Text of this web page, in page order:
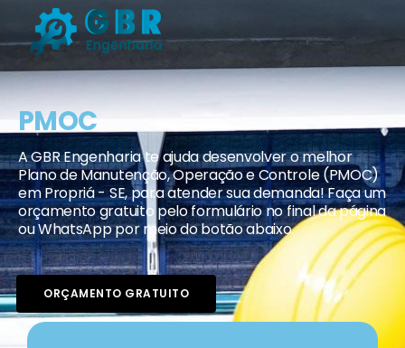
PMOC
A GBR Engenharia te ajuda desenvolver o melhor
Plano de Manutenção, Operação e Controle (PMOC)
em Propriá - SE, para atender sua demanda! Faça um
orçamento gratuito pelo formulário no final da página
ou WhatsApp por meio do botão abaixo.
ORÇAMENTO GRATUITO